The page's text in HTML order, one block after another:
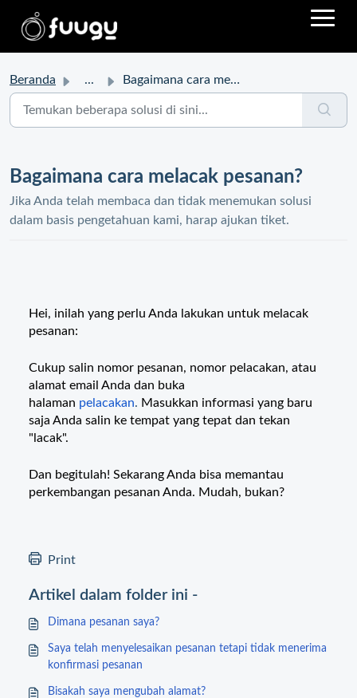
Beranda ... Bagaimana cara melacak pesanan?
Bagaimana cara melacak pesanan?
Jika Anda telah membaca dan tidak menemukan solusi
dalam basis pengetahuan kami, harap ajukan tiket.
Hei, inilah yang perlu Anda lakukan untuk melacak
pesanan:
Cukup salin nomor pesanan, nomor pelacakan, atau
alamat email Anda dan buka
halaman pelacakan. Masukkan informasi yang baru
saja Anda salin ke tempat yang tepat dan tekan
"lacak".
Dan begitulah! Sekarang Anda bisa memantau
perkembangan pesanan Anda. Mudah, bukan?
Print
Artikel dalam folder ini -
Dimana pesanan saya?
Saya telah menyelesaikan pesanan tetapi tidak menerima
konfirmasi pesanan
Bisakah saya mengubah alamat?